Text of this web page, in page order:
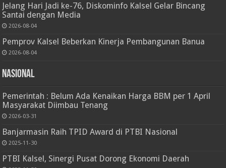
Jelang Hari Jadi ke-76, Diskominfo Kalsel Gelar Bincang
Santai dengan Media
2026-08-04
Pemprov Kalsel Beberkan Kinerja Pembangunan Banua
2026-08-04
Nasional
Pemerintah : Belum Ada Kenaikan Harga BBM per 1 April
Masyarakat Diimbau Tenang
2026-03-31
Banjarmasin Raih TPID Award di PTBI Nasional
2025-11-30
PTBI Kalsel, Sinergi Pusat Dorong Ekonomi Daerah